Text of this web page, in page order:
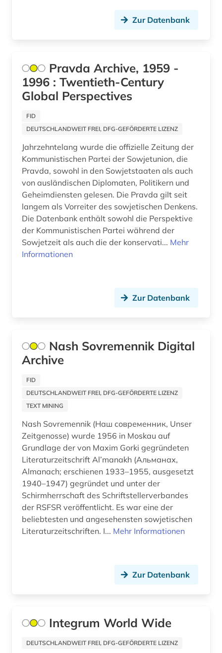
karelien (1)
karikatur (1)
katalog (2)
kaukasus (2)
kernkraftwerk (1)
kinderliteratur (1)
kino (2)
kolonialismus (1)
kommunismus (3)
korolenko (1)
korpus (1)
krylov (1)
kultur (9)
leontev (1)
lermontov (1)
Zur Datenbank
Pravda Archive, 1959 -
1996 : Twentieth-Century
Global Perspectives
FID
DEUTSCHLANDWEIT FREI, DFG-GEFÖRDERTE LIZENZ
Jahrzehntelang wurde die offizielle Zeitung der
Kommunistischen Partei der Sowjetunion, die
Pravda, sowohl in den Sowjetstaaten als auch
von ausländischen Diplomaten, Politikern und
Geheimdiensten gelesen. Die Pravda gilt seit
langem als Vorreiter des sowjetischen Denkens.
Die Datenbank enthält sowohl die Perspektive
der Kommunistischen Partei während der
Sowjetzeit als auch die der konservati... Mehr
Informationen
Zur Datenbank
Nash Sovremennik Digital
Archive
FID
DEUTSCHLANDWEIT FREI, DFG-GEFÖRDERTE LIZENZ
TEXT MINING
Nash Sovremennik (Наш современник, Unser
Zeitgenosse) wurde 1956 in Moskau auf
Grundlage der von Maxim Gorki gegründeten
Literaturzeitschrift Al’manakh (Альманах,
Almanach; erschienen 1933–1955, ausgesetzt
1940–1947) gegründet und unter der
Schirmherrschaft des Schriftstellerverbandes
der RSFSR veröffentlicht. Es war eine der
beliebtesten und angesehensten sowjetischen
Literaturzeitschriften. I... Mehr Informationen
Zur Datenbank
Integrum World Wide
DEUTSCHLANDWEIT FREI, DFG-GEFÖRDERTE LIZENZ